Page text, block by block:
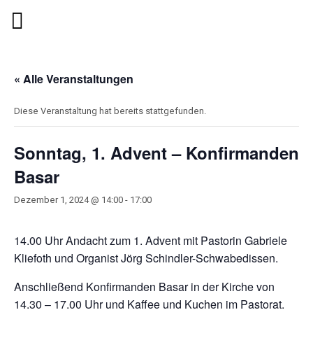
« Alle Veranstaltungen
Diese Veranstaltung hat bereits stattgefunden.
Sonntag, 1. Advent – Konfirmanden
Basar
Dezember 1, 2024 @ 14:00 - 17:00
14.00 Uhr Andacht zum 1. Advent mit Pastorin Gabriele
Kliefoth und Organist Jörg Schindler-Schwabedissen.
Anschließend Konfirmanden Basar in der Kirche von
14.30 – 17.00 Uhr und Kaffee und Kuchen im Pastorat.